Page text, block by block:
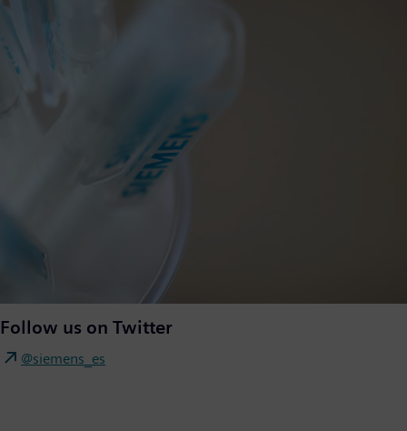
Follow us on Twitter
@siemens_es